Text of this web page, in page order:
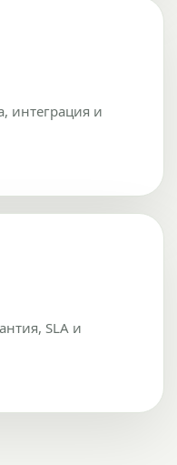
интеграция и
SLA и